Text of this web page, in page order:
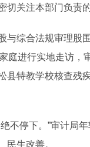
切关注本部门负责
综合法规审理股围
庭进行实地走访，
县特教学校核查残
停下。”审计局年
民生改善。